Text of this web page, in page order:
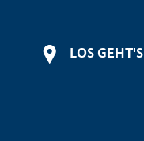
LOS GEHT'S